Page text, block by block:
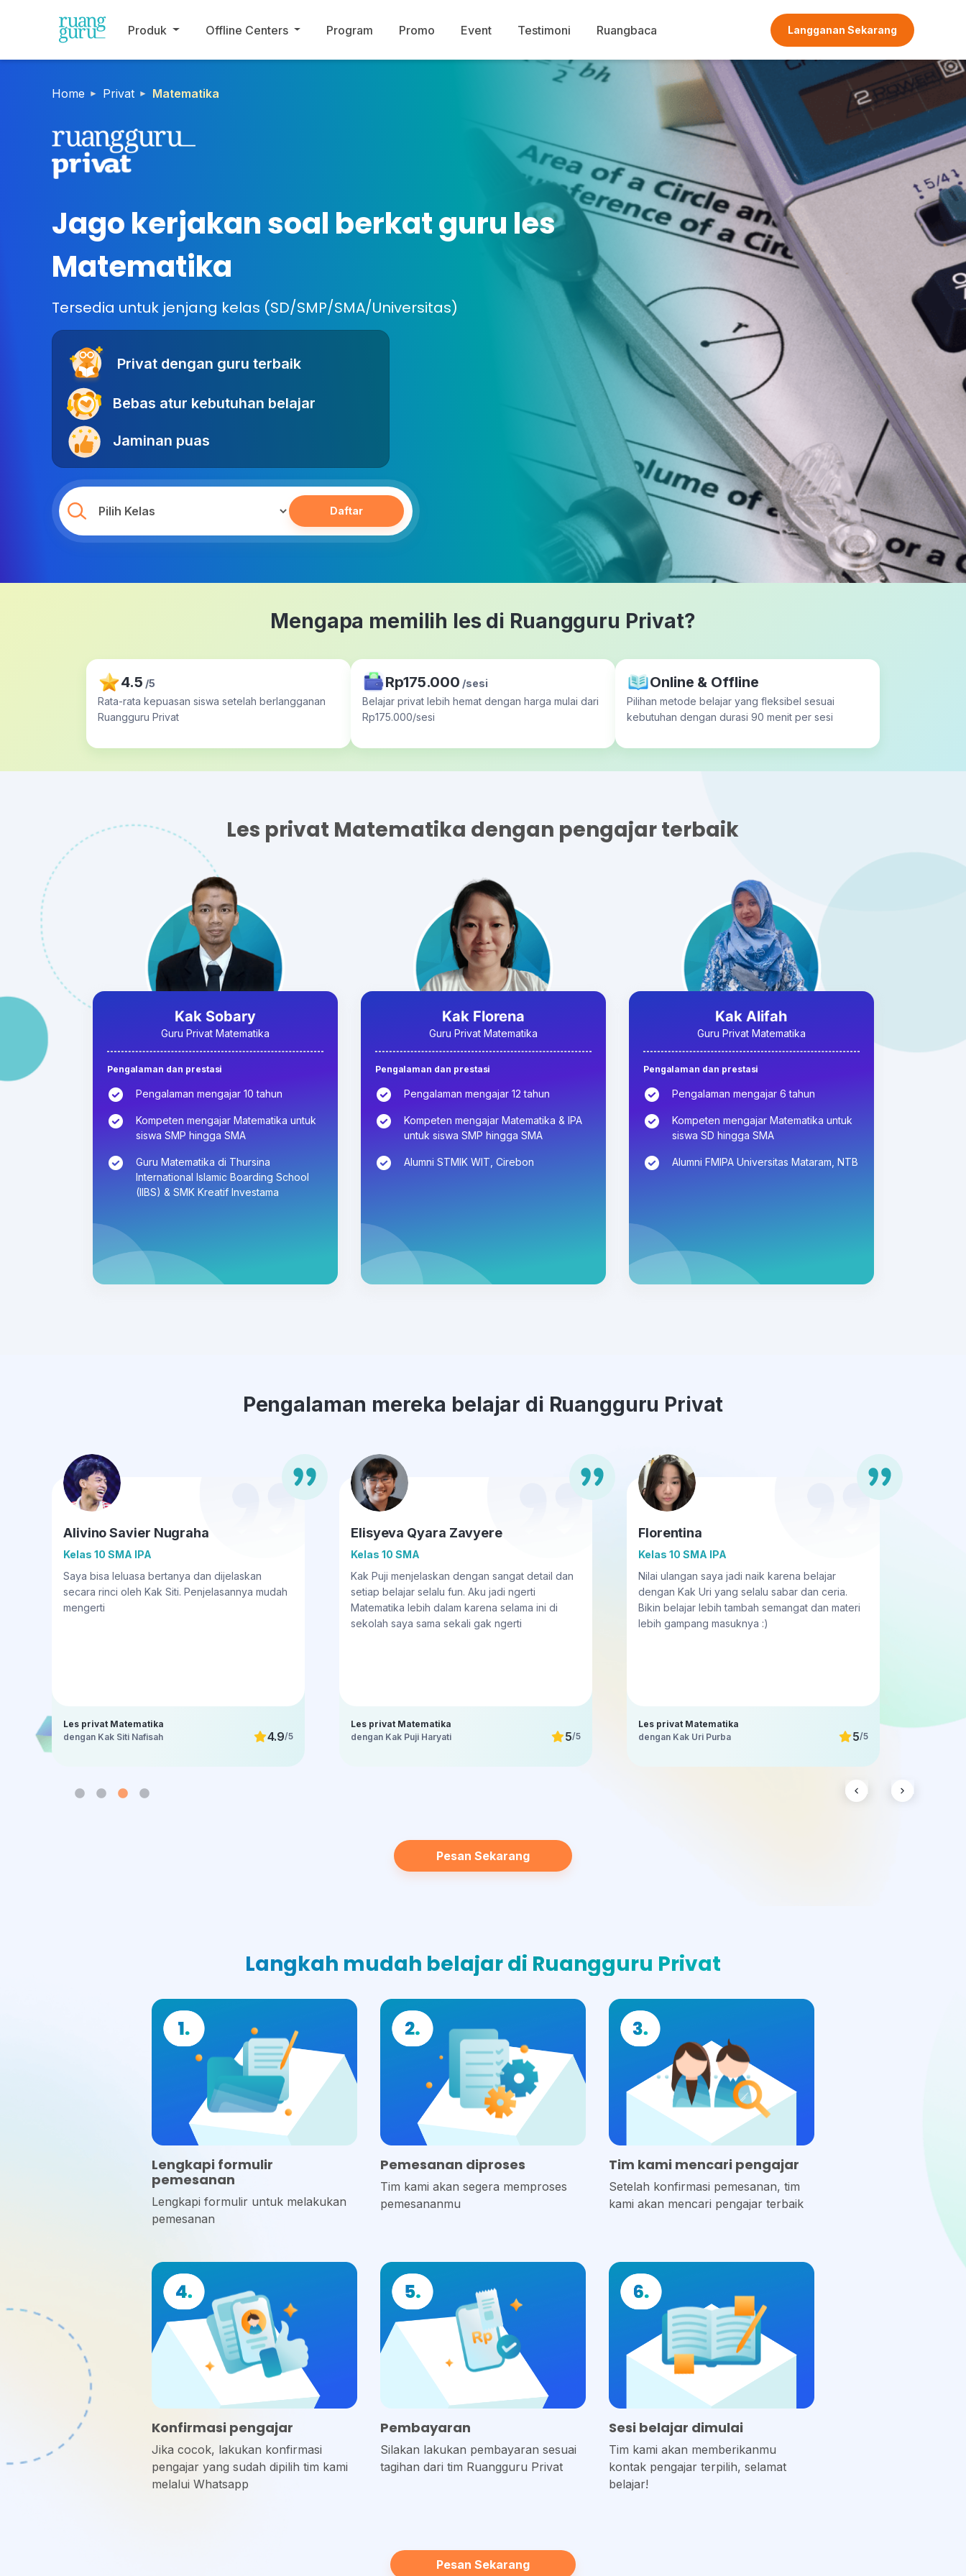
Produk Offline Centers Program Promo Event Testimoni Ruangbaca Langganan Sekarang
Home Privat Matematika
Jago kerjakan soal berkat guru les
Matematika
Tersedia untuk jenjang kelas (SD/SMP/SMA/Universitas)
Privat dengan guru terbaik
Bebas atur kebutuhan belajar
Jaminan puas
Daftar
Mengapa memilih les di Ruangguru Privat?
4.5 /5
Rata-rata kepuasan siswa setelah berlangganan
Ruangguru Privat
Rp175.000 /sesi
Belajar privat lebih hemat dengan harga mulai dari
Rp175.000/sesi
Online & Offline
Pilihan metode belajar yang fleksibel sesuai
kebutuhan dengan durasi 90 menit per sesi
Les privat Matematika dengan pengajar terbaik
Kak Sobary
Guru Privat Matematika
Pengalaman dan prestasi
Pengalaman mengajar 10 tahun
Kompeten mengajar Matematika untuk
siswa SMP hingga SMA
Guru Matematika di Thursina
International Islamic Boarding School
(IIBS) & SMK Kreatif Investama
Kak Florena
Guru Privat Matematika
Pengalaman dan prestasi
Pengalaman mengajar 12 tahun
Kompeten mengajar Matematika & IPA
untuk siswa SMP hingga SMA
Alumni STMIK WIT, Cirebon
Kak Alifah
Guru Privat Matematika
Pengalaman dan prestasi
Pengalaman mengajar 6 tahun
Kompeten mengajar Matematika untuk
siswa SD hingga SMA
Alumni FMIPA Universitas Mataram, NTB
Pengalaman mereka belajar di Ruangguru Privat
Alivino Savier Nugraha
Kelas 10 SMA IPA
Saya bisa leluasa bertanya dan dijelaskan
secara rinci oleh Kak Siti. Penjelasannya mudah
mengerti
Les privat Matematika
dengan Kak Siti Nafisah
4.9/5
Elisyeva Qyara Zavyere
Kelas 10 SMA
Kak Puji menjelaskan dengan sangat detail dan
setiap belajar selalu fun. Aku jadi ngerti
Matematika lebih dalam karena selama ini di
sekolah saya sama sekali gak ngerti
Les privat Matematika
dengan Kak Puji Haryati
5/5
Florentina
Kelas 10 SMA IPA
Nilai ulangan saya jadi naik karena belajar
dengan Kak Uri yang selalu sabar dan ceria.
Bikin belajar lebih tambah semangat dan materi
lebih gampang masuknya :)
Les privat Matematika
dengan Kak Uri Purba
5/5
Les
Pesan Sekarang
Langkah mudah belajar di Ruangguru Privat
Lengkapi formulir
pemesanan
Lengkapi formulir untuk melakukan
pemesanan
Pemesanan diproses
Tim kami akan segera memproses
pemesananmu
Tim kami mencari pengajar
Setelah konfirmasi pemesanan, tim
kami akan mencari pengajar terbaik
Konfirmasi pengajar
Jika cocok, lakukan konfirmasi
pengajar yang sudah dipilih tim kami
melalui Whatsapp
Pembayaran
Silakan lakukan pembayaran sesuai
tagihan dari tim Ruangguru Privat
Sesi belajar dimulai
Tim kami akan memberikanmu
kontak pengajar terpilih, selamat
belajar!
Pesan Sekarang